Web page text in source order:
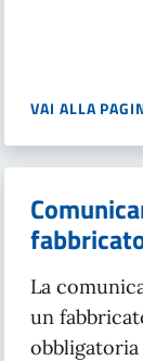
VAI ALLA
La
un
obbligatoria